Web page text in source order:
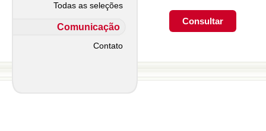
Todas as seleções
Comunicação
Contato